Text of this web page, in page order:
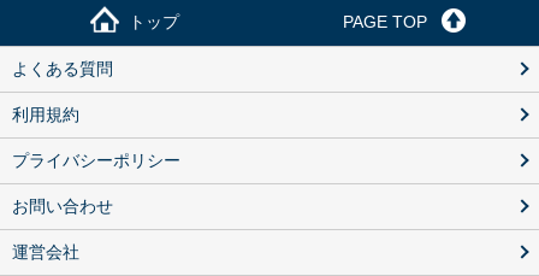
トップ PAGE TOP
よくある質問
利用規約
プライバシーポリシー
お問い合わせ
運営会社